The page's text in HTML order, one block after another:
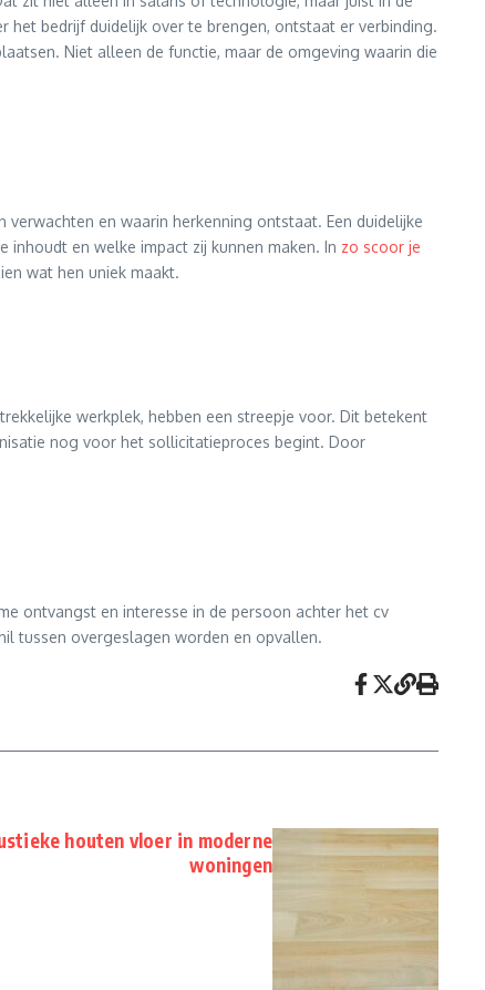
het bedrijf duidelijk over te brengen, ontstaat er verbinding.
Niet alleen de functie, maar de omgeving waarin die
en waarin herkenning ontstaat. Een duidelijke
en welke impact zij kunnen maken. In zo scoor je
wat hen uniek maakt.
werkplek, hebben een streepje voor. Dit betekent
nog voor het sollicitatieproces begint. Door
ontvangst en interesse in de persoon achter het cv
tussen overgeslagen worden en opvallen.
houten vloer in moderne
woningen